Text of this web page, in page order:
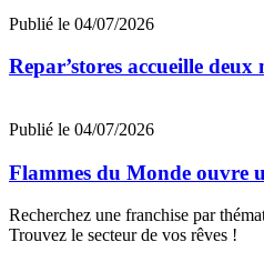
Publié le 04/07/2026
Repar’stores accueille
Publié le 04/07/2026
Flammes du Monde ouvre
Recherchez une franchise par
Trouvez le secteur de vos rêves !